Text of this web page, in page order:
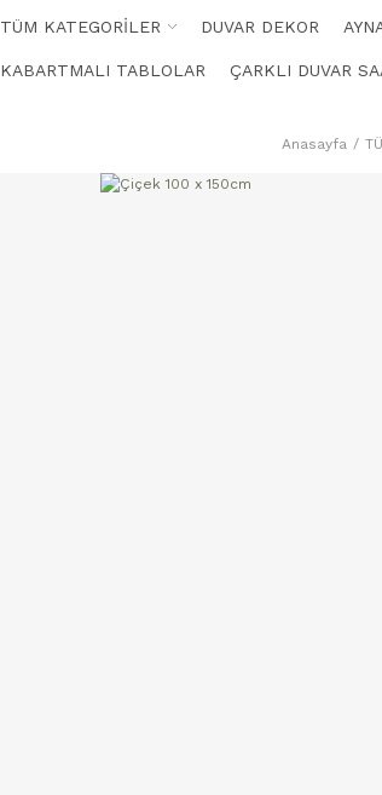
TÜM KATEGORİLER DUVAR DEKOR
KABARTMALI TABLOLAR ÇARKLI DUVAR
Anasayfa